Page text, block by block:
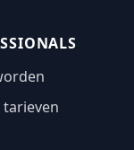
tarieven